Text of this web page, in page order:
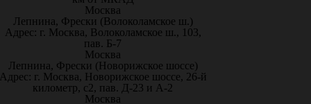
Москва
Лепнина, Фрески (Волоколамское ш.)
Адрес: г. Москва, Волоколамское ш., 103,
пав. Б-7
Москва
Лепнина, Фрески (Новорижское шоссе)
г. Москва, Новорижское шоссе, 26-й
километр, с2, пав. Д-23 и А-2
Москва